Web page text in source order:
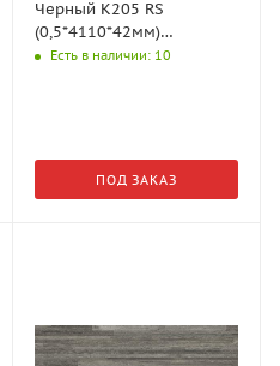
Черный K205 RS
(0,5*4110*42мм)
Kronospan
Есть в наличии: 10
ПОД ЗАКАЗ